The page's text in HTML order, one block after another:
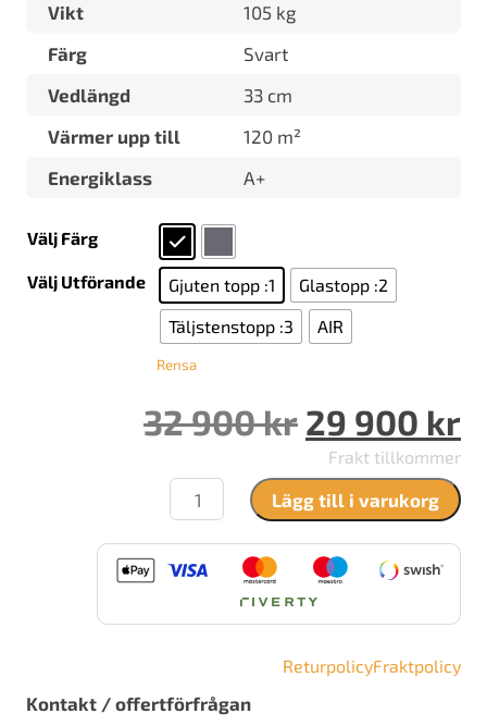
Vikt
105 kg
Färg
Svart
Vedlängd
33 cm
Värmer upp till
120 m²
Energiklass
A+
Välj Färg
Välj Utförande Gjuten topp :1
Glastopp :2
Täljstenstopp :3
AIR
Rensa
32 900kr Det
priset
var:
32
900 kr.
29 900 kr
Frakt tillkommer
Contura
mängd
Lägg till i varukorg
ReturpolicyFraktpolicy
Kontakt / offertförfrågan